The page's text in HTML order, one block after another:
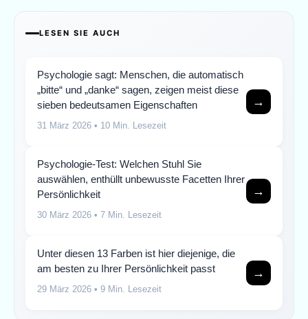
LESEN SIE AUCH
Psychologie sagt: Menschen, die automatisch
„bitte“ und „danke“ sagen, zeigen meist diese
sieben bedeutsamen Eigenschaften
31 März 2026 • 10 Min. Lesezeit
→
Psychologie-Test: Welchen Stuhl Sie
auswählen, enthüllt unbewusste Facetten Ihrer
Persönlichkeit
30 März 2026 • 7 Min. Lesezeit
→
Unter diesen 13 Farben ist hier diejenige, die
am besten zu Ihrer Persönlichkeit passt
29 März 2026 • 9 Min. Lesezeit
→